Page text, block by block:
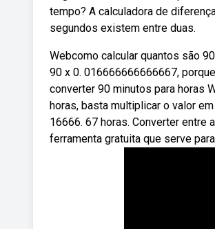
tempo? A calculadora de
segundos existem entre duas.
Webcomo calcular quantos são
90 x 0. 016666666666667,
converter 90 minutos para horas
horas, basta multiplicar o valor
16666. 67 horas. Converter entre
ferramenta gratuita que serve